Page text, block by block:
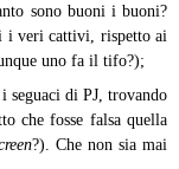
sono buoni i buoni?
i veri cattivi, rispetto ai
uno fa il tifo?);
seguaci di PJ, trovando
che fosse falsa quella
?). Che non sia mai